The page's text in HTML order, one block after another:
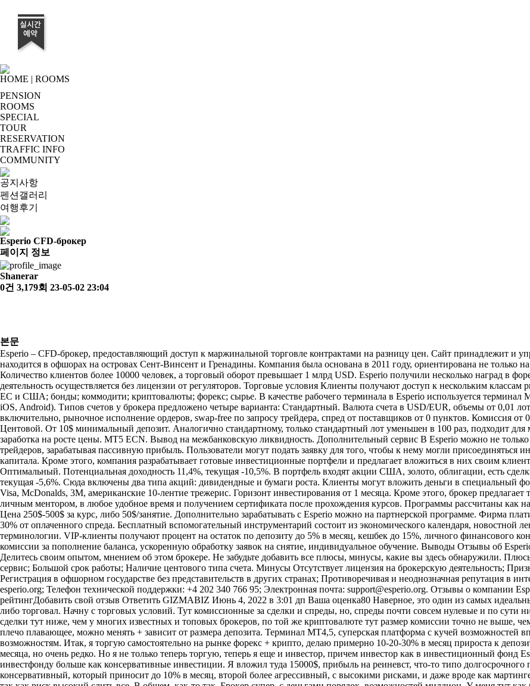
HOME | ROOMS
PENSION
ROOMS
SPECIAL
TOUR
RESERVATION
TRAFFIC INFO
COMMUNITY
공지사항
펜션갤러리
여행후기
Esperio CFD-брокер
페이지 정보
Shanerar
0건 3,179회 23-05-02 23:04
본문
Esperio – CFD-брокер, предоставляющий доступ к маржинальной торговле контрактами на разницу цен. Сайт принадлежит и
находится в офшорах на островах Сент-Винсент и Гренадины. Компания была основана в 2011 году, ориентирована не только
Количество клиентов более 10000 человек, а торговый оборот превышает 1 млрд USD. Esperio получили несколько наград в
деятельность осуществляется без лицензии от регуляторов. Торговые условия Клиенты получают доступ к нескольким
ЕС и США; бонды; коммодити; криптовалюты; форекс; сырье. В качестве рабочего терминала в Esperio используется
iOS, Android). Типов счетов у брокера предложено четыре варианта: Стандартный. Валюта счета в USD/EUR, объемы от 0,01
включительно, рыночное исполнение ордеров, swap-free по запросу трейдера, спред от поставщиков от 0 пунктов. Комиссия от
Центовой. От 10$ минимальный депозит. Аналогично стандартному, только стандартный лот уменьшен в 100 раз, подходит для
заработка на росте цены. MT5 ECN. Вывод на межбанковскую ликвидность. Дополнительный сервис В Esperio можно не только
трейдеров, зарабатывая пассивную прибыль. Пользователи могут подать заявку для того, чтобы к нему могли присоединяться
капитала. Кроме этого, компания разрабатывает готовые инвестиционные портфели и предлагает вложиться в них своим
Оптимальный. Потенциальная доходность 11,4%, текущая -10,5%. В портфель входят акции США, золото, облигации, есть
текущая -5,6%. Сюда включены два типа акций: дивидендные и бумаги роста. Клиенты могут вложить деньги в специальный
Visa, McDonalds, 3M, американские 10-лентие трежерис. Горизонт инвестирования от 1 месяца. Кроме этого, брокер
личным ментором, в любое удобное время и получением сертификата после прохождения курсов. Программы рассчитаны как
Цена 250$-500$ за курс, либо 50$/занятие. Дополнительно зарабатывать с Esperio можно на партнерской программе. Фирма
30% от оплаченного спреда. Бесплатный вспомогательный инструментарий состоит из экономического календаря, новостной
терминологии. VIP-клиенты получают процент на остаток по депозиту до 5% в месяц, кешбек до 15%, личного финансового
комиссии за пополнение баланса, ускоренную обработку заявок на снятие, индивидуальное обучение. Выводы Отзывы об
Делитесь своим опытом, мнением об этом брокере. Не забудьте добавить все плюсы, минусы, какие вы здесь обнаружили.
сервис; Большой срок работы; Наличие центового типа счета. Минусы Отсутствует лицензия на брокерскую деятельность;
Регистрация в офшорном государстве без представительств в других странах; Противоречивая и неоднозначная репутация в
esperio.org; Телефон технической поддержки: +4 202 340 766 95; Электронная почта: support@esperio.org. Отзывы о компании Esperio: Показать все Полезные Высокий рейтинг Низкий рейтингДобавить свой отзыв Ответить GIZMABIZ Июнь 4, 2022 в 3:01 дп Ваша оценка80 Наверное, это один из самых идеальных брокеров, которого я когда-либо вообще встречал и где я когда-либо торговал. Начну с торговых условий. Тут комиссионные за сделки и спреды, но, спреды почти совсем нулевые и по сути никаких издержек из себя не представляют. А комиссионные за сделки тут ниже, чем у многих известных и топовых брокеров, по той же криптовалюте тут размер комиссии точно не выше, чем у топовых криптовалютных бирж по типу бинанса. Кредитное плечо плавающее, можно менять + зависит от размера депозита. Терминал МТ4,5, суперская платформа с кучей возможностей вплоть до автотрейдинга, что здесь не запрещено. Теперь по возможностям. Итак, я торгую самостоятельно на рынке форекс + крипто, делаю примерно 10-20-30% в месяц прироста к депозиту, всегда по-разному, это ведь трейдинг)) Бывают и минусовые месяца, но очень редко. Но я не только теперь торгую, теперь я еще и инвестор, причем инвестор как в инвестиционный фонд Esperio, так и в двух трейдеров через копирование сделок. По инвестфонду больше как консервативные инвестиции. Я вложил туда 15000$, прибыль на реиневст, что-то типо долгосрочного портфеля. В копитрейдинге у меня два трейдера, один тоже более консервативный, который приносит до 10% в месяц, второй более агрессивный, с высокими рисками, и даже вроде как мартингейлщик. Там я вывожу часто прибыль, не оставляю на балансе, так как риск высокий слить все. В общем, как-то так. Брокер супер, с деньгами порядок, возможностей миллион. У меня тут как бы несколько источников заработка. Я вывожу и на жизнь, и на финансовую подушку, и на будущее собираю капитал. Так что все очень близко к идеалу. + ПЛЮСЫ: Почитайте мой отзыв еще раз. Кратко – много дополнительных возможностей, вариантов заработка, гибкие и приятные торговые условия. Все супер. - МИНУСЫ: Минусов у такого брокера точно вы не найдете. (0) (0) Ответить MEMFIS1990 Июнь 24, 2022 в 1:13 пп Ваша оценка10 Зарабатывать с Есперио у вас не получится, брокер деньги не выводит. Ну и положительные отзывы даже не читайте, особенно у них на сайте, там все фейковое, это должно быть понятно. Не рискуйте здесь, лучше работайте с проверенными брокерами. + ПЛЮСЫ: --- - МИНУСЫ: Фейковые положительные отзывы, непроверенный брокер, скам, отказ выводе средств, 100% мошенничество (0) (0) Ответить 2015 Июнь 25, 2022 в 11:48 дп Ваша оценка80 Я доволен сотрудничеством с Esperio. Брокер всегда выводит деньги, в самый кратчайший срок и без нарушения регламентирующих пунктов. Вывод оформляю по-разному, то на карту, то на вебмани. Удобно, что вариантов для пополнения и вывода средств тут несколько штук. Сотрудники компании очень дружелюбные ребята, с которыми приятно общаться. Это душки, но и одновременно мастера по трейдингу и финансовым рынкам. Я начинал тут торговать с демонстрационного счета, но быстро перешел на